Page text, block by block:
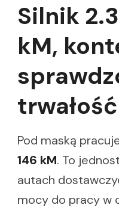
Silnik
kM,
trwałość
Pod maską
146 kM. To
autach
mocy do pracy w